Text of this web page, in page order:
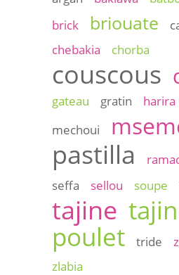
brick
briouate
chebakia
chorba
couscous
gateau gratin harira
mechoui
pastilla
seffa
sellou soupe
tajine
poulet
tride
zlabia